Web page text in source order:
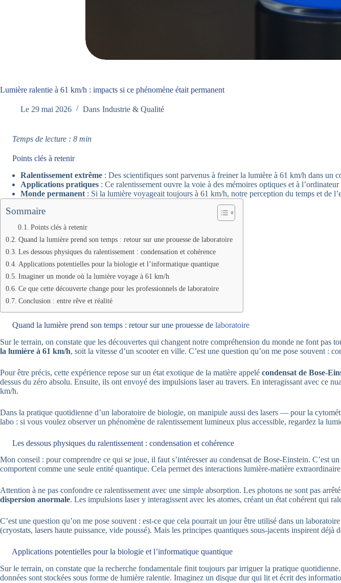
Lumière ralentie à 61 km/h : impacts si ce phénomène était permanent
Le 29 mai 2026 Dans Industrie & Qualité
Temps de lecture : 8 min
Points clés à retenir
Ralentissement extrême : Des scientifiques sont parvenus à freiner la lumière à 61 km/h dans un
Applications pratiques : Ce ralentissement ouvre la voie à des mémoires optiques et à
Monde permanent : Si la lumière voyageait toujours à 61 km/h, notre perception du temps et de
Sommaire
Points clés à retenir
Quand la lumière prend son temps : retour sur une prouesse de laboratoire
Les dessous physiques du ralentissement : condensation et cohérence
Applications potentielles pour la biologie et l’informatique quantique
Imaginer un monde où la lumière voyage à 61 km/h
Ce que cette découverte change pour les professionnels de laboratoire
Conclusion : entre rêve et réalité
Quand la lumière prend son temps : retour sur une prouesse de laboratoire
Sur le terrain, on constate que les découvertes qui changent notre compréhension du monde ne font pas
la lumière à 61 km/h, soit la vitesse d’un scooter en ville. C’est une question qu’on me pose souvent :
Pour être précis, cette expérience repose sur un état exotique de la matière appelé condensat de Bose-
dessus du zéro absolu. Ensuite, ils ont envoyé des impulsions laser au travers. En interagissant avec ce
km/h.
Dans la pratique quotidienne d’un laboratoire de biologie, on manipule aussi des lasers — pour la
labo : si vous voulez observer un phénomène de ralentissement lumineux plus accessible, regardez la
Les dessous physiques du ralentissement : condensation et cohérence
Mon conseil : pour comprendre ce qui se joue, il faut s’intéresser au condensat de Bose-Einstein. C’est
comportent comme une seule entité quantique. Cela permet des interactions lumière-matière
Attention à ne pas confondre ce ralentissement avec une simple absorption. Les photons ne sont pas
dispersion anormale. Les impulsions laser y interagissent avec les atomes, créant un état cohérent qui
C’est une question qu’on me pose souvent : est-ce que cela pourrait un jour être utilisé dans un
(cryostats, lasers haute puissance, vide poussé). Mais les principes quantiques sous-jacents inspirent
Applications potentielles pour la biologie et l’informatique quantique
Sur le terrain, on constate que la recherche fondamentale finit toujours par irriguer la pratique
données sont stockées sous forme de lumière ralentie. Imaginez un disque dur qui lit et écrit des